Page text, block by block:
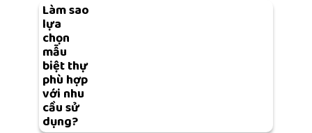
Làm sao
lựa
chọn
mẫu
biệt thự
phù hợp
với nhu
cầu sử
dụng?